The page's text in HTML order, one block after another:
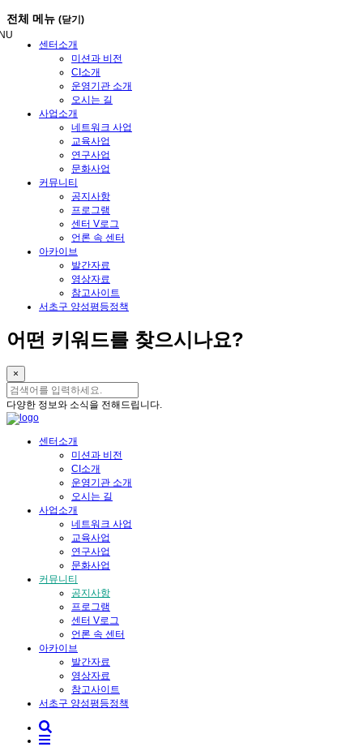
메
뉴
전체 메뉴 (닫기)
센터소개
미션과 비전
CI소개
운영기관 소개
오시는 길
사업소개
네트워크 사업
교육사업
연구사업
문화사업
커뮤니티
공지사항
프로그램
센터 V로그
언론 속 센터
아카이브
발간자료
영상자료
참고사이트
서초구 양성평등정책
어떤 키워드를 찾으시나요?
×
다양한 정보와 소식을 전해드립니다.
센터소개
미션과 비전
CI소개
운영기관 소개
오시는 길
사업소개
네트워크 사업
교육사업
연구사업
문화사업
커뮤니티
공지사항
프로그램
센터 V로그
언론 속 센터
아카이브
발간자료
영상자료
참고사이트
서초구 양성평등정책